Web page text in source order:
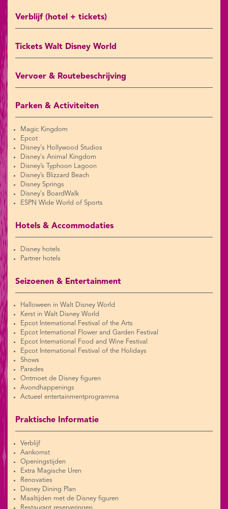
Verblijf (hotel + tickets)
Tickets Walt Disney World
Vervoer & Routebeschrijving
Parken & Activiteiten
Magic Kingdom
Epcot
Disney's Hollywood Studios
Disney's Animal Kingdom
Disney’s Typhoon Lagoon
Disney’s Blizzard Beach
Disney Springs
Disney's BoardWalk
ESPN Wide World of Sports
Hotels & Accommodaties
Disney hotels
Partner hotels
Seizoenen & Entertainment
Halloween in Walt Disney World
Kerst in Walt Disney World
Epcot International Festival of the Arts
Epcot International Flower and Garden Festival
Epcot International Food and Wine Festival
Epcot International Festival of the Holidays
Shows
Parades
Ontmoet de Disney figuren
Avondhappenings
Actueel entertainmentprogramma
Praktische Informatie
Verblijf
Aankomst
Openingstijden
Extra Magische Uren
Renovaties
Disney Dining Plan
Maaltijden met de Disney figuren